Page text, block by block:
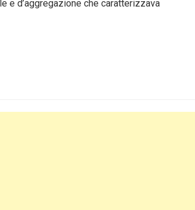
e d’aggregazione che caratterizzava